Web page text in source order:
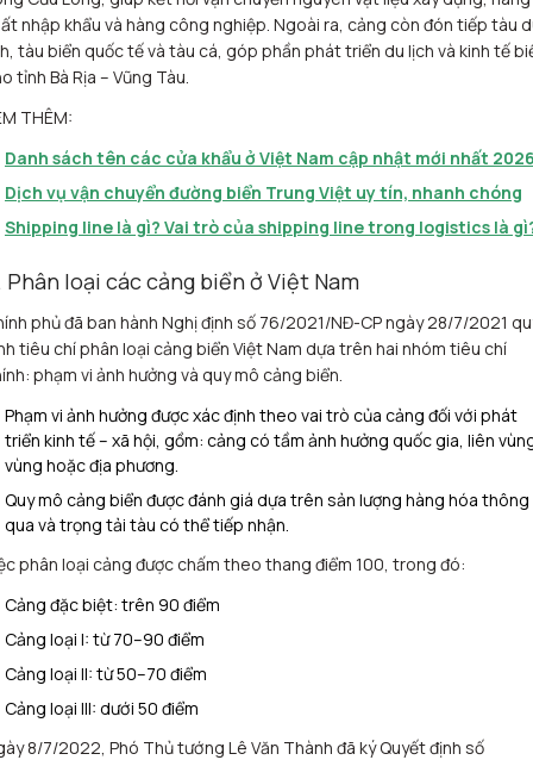
nhập khẩu và hàng công nghiệp. Ngoài ra, cảng còn đón tiếp tàu
tàu biển quốc tế và tàu cá, góp phần phát triển du lịch và kinh tế
tỉnh Bà Rịa – Vũng Tàu.
THÊM:
Danh sách tên các cửa khẩu ở Việt Nam cập nhật mới nhất
Dịch vụ vận chuyển đường biển Trung Việt uy tín, nhanh chóng
Shipping line là gì? Vai trò của shipping line trong logistics là
Phân loại các cảng biển ở Việt Nam
phủ đã ban hành Nghị định số 76/2021/NĐ-CP ngày 28/7/2021
tiêu chí phân loại cảng biển Việt Nam dựa trên hai nhóm tiêu chí
phạm vi ảnh hưởng và quy mô cảng biển.
Phạm vi ảnh hưởng được xác định theo vai trò của cảng đối với phát
triển kinh tế – xã hội, gồm: cảng có tầm ảnh hưởng quốc gia, liên
vùng hoặc địa phương.
Quy mô cảng biển được đánh giá dựa trên sản lượng hàng hóa thông
qua và trọng tải tàu có thể tiếp nhận.
phân loại cảng được chấm theo thang điểm 100, trong đó:
Cảng đặc biệt: trên 90 điểm
Cảng loại I: từ 70–90 điểm
Cảng loại II: từ 50–70 điểm
Cảng loại III: dưới 50 điểm
8/7/2022, Phó Thủ tướng Lê Văn Thành đã ký Quyết định số